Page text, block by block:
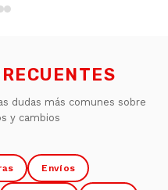
dudas más comunes sobre
y cambios
Envíos